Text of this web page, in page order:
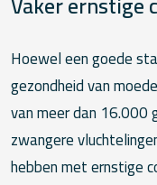
Hoewel een goede
gezondheid van
van meer dan 16.000
zwangere
hebben met ernstige